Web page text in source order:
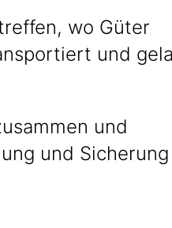
wo Güter
und
und
und